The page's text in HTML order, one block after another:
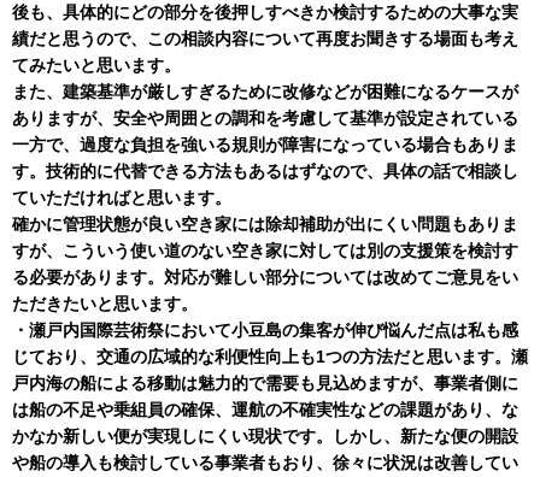
後も、具体的にどの部分を後押しすべきか検討するための大事な実
績だと思うので、この相談内容について再度お聞きする場面も考え
てみたいと思います。
また、建築基準が厳しすぎるために改修などが困難になるケースが
ありますが、安全や周囲との調和を考慮して基準が設定されている
一方で、過度な負担を強いる規則が障害になっている場合もありま
す。技術的に代替できる方法もあるはずなので、具体の話で相談し
ていただければと思います。
確かに管理状態が良い空き家には除却補助が出にくい問題もありま
すが、こういう使い道のない空き家に対しては別の支援策を検討す
る必要があります。対応が難しい部分については改めてご意見をい
ただきたいと思います。
・瀬戸内国際芸術祭において小豆島の集客が伸び悩んだ点は私も感
じており、交通の広域的な利便性向上も1つの方法だと思います。瀬
戸内海の船による移動は魅力的で需要も見込めますが、事業者側に
は船の不足や乗組員の確保、運航の不確実性などの課題があり、な
かなか新しい便が実現しにくい現状です。しかし、新たな便の開設
や船の導入も検討している事業者もおり、徐々に状況は改善してい